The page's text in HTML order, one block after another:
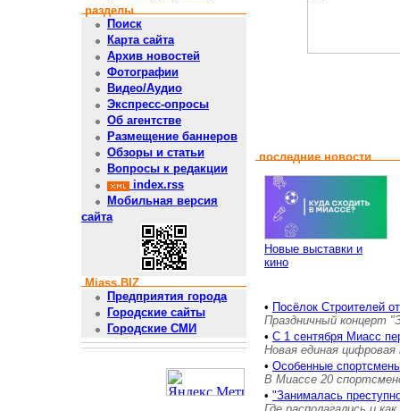
разделы
Поиск
Карта сайта
Архив новостей
Фотографии
Видео/Аудио
Экспресс-опросы
Об агентстве
Размещение баннеров
Обзоры и статьи
Вопросы к редакции
index.rss
Мобильная версия
сайта
Miass.BIZ
Предприятия города
Городские сайты
Городские СМИ
последние новости
Новые выставки и
кино
• Посёлок Строителей
Праздничный концерт
• С 1 сентября Миасс
Новая единая цифровая
• Особенные
В Миассе 20
• "Занималась